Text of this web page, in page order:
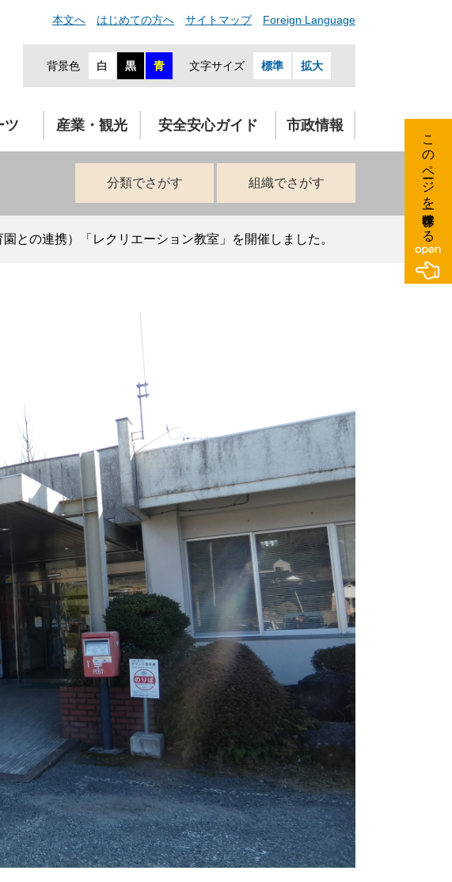
本文へ はじめての方へ サイトマップ Foreign Language
背景色 白 黒 青 文字サイズ 標準 拡大
ツ 産業・観光 安全安心ガイド 市政情報
分類でさがす 組織でさがす
との連携）「レクリエーション教室」を開催しました。
このページを一時保存する